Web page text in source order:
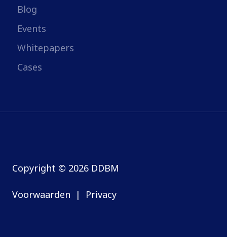
Blog
Events
Whitepapers
Cases
Copyright © 2026 DDBM
Voorwaarden | Privacy